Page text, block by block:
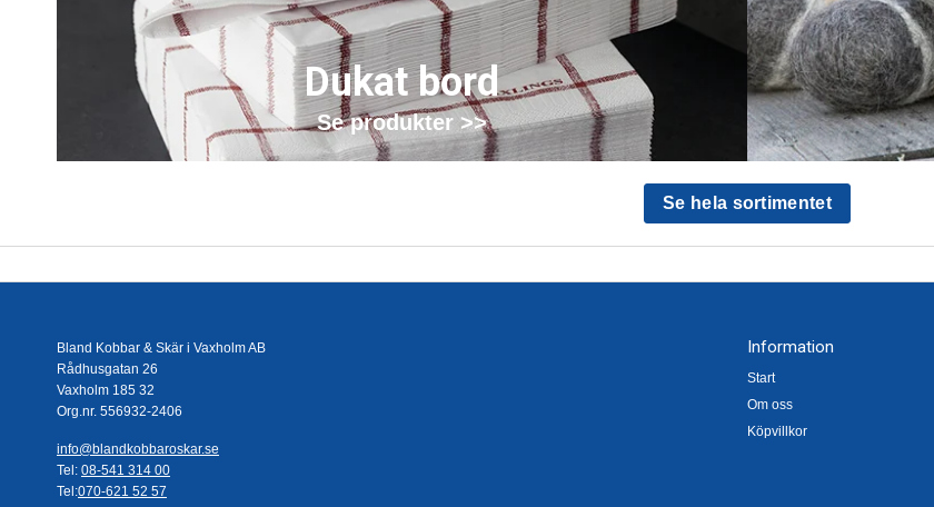
Dukat bord
Se produkter >>
Se hela sortimentet
Bland Kobbar & Skär i Vaxholm AB
Rådhusgatan 26
Vaxholm 185 32
Org.nr. 556932-2406
info@blandkobbaroskar.se
Tel: 08-541 314 00
Tel:070-621 52 57
Information
Start
Om oss
Köpvillkor